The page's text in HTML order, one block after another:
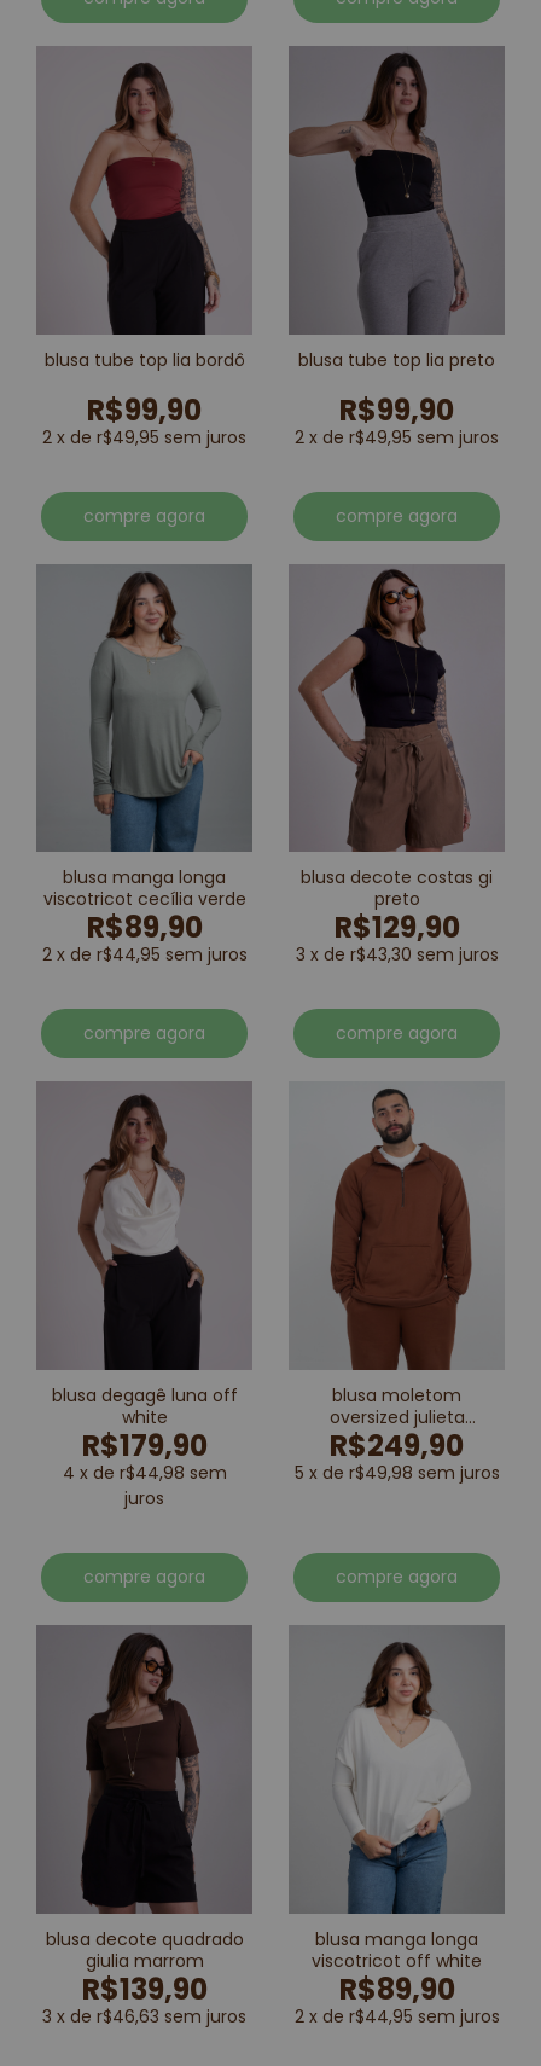
blusa tube top lia bordô
R$99,90
2 x de r$49,95 sem juros
compre agora
blusa tube top lia preto
R$99,90
2 x de r$49,95 sem juros
compre agora
blusa manga longa
viscotricot cecília verde
R$89,90
2 x de r$44,95 sem juros
compre agora
blusa decote costas gi
preto
R$129,90
3 x de r$43,30 sem juros
compre agora
blusa degagê luna off
white
R$179,90
4 x de r$44,98 sem
juros
compre agora
blusa moletom
oversized julieta
marrom
R$249,90
5 x de r$49,98 sem juros
compre agora
blusa decote quadrado
giulia marrom
R$139,90
3 x de r$46,63 sem juros
blusa manga longa
viscotricot off white
R$89,90
2 x de r$44,95 sem juros